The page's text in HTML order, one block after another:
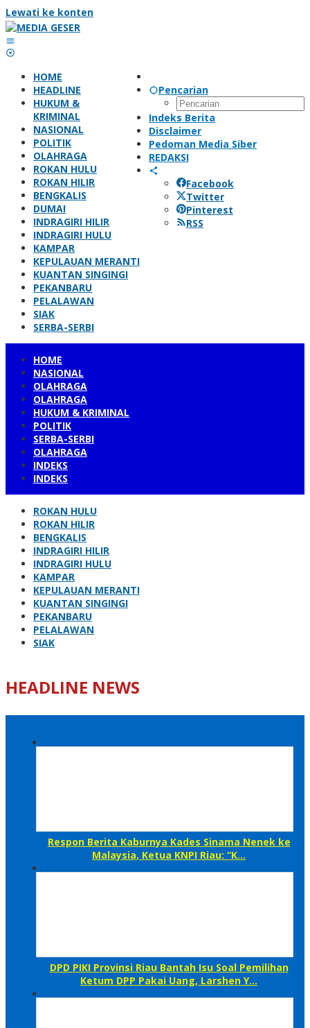
Lewati ke konten
Pencarian
Indeks Berita
Disclaimer
Pedoman Media Siber
REDAKSI
Facebook
Twitter
Pinterest
RSS
HOME
HEADLINE
HUKUM &
KRIMINAL
NASIONAL
POLITIK
OLAHRAGA
ROKAN HULU
ROKAN HILIR
BENGKALIS
DUMAI
INDRAGIRI HILIR
INDRAGIRI HULU
KAMPAR
KEPULAUAN MERANTI
KUANTAN SINGINGI
PEKANBARU
PELALAWAN
SIAK
SERBA-SERBI
HOME
NASIONAL
OLAHRAGA
OLAHRAGA
HUKUM & KRIMINAL
POLITIK
SERBA-SERBI
OLAHRAGA
INDEKS
INDEKS
ROKAN HULU
ROKAN HILIR
BENGKALIS
INDRAGIRI HILIR
INDRAGIRI HULU
KAMPAR
KEPULAUAN MERANTI
KUANTAN SINGINGI
PEKANBARU
PELALAWAN
SIAK
HEADLINE NEWS
Respon Berita Kaburnya Kades Sinama Nenek ke
Malaysia, Ketua KNPI Riau: “K…
DPD PIKI Provinsi Riau Bantah Isu Soal Pemilihan
Ketum DPP Pakai Uang, Larshen Y…